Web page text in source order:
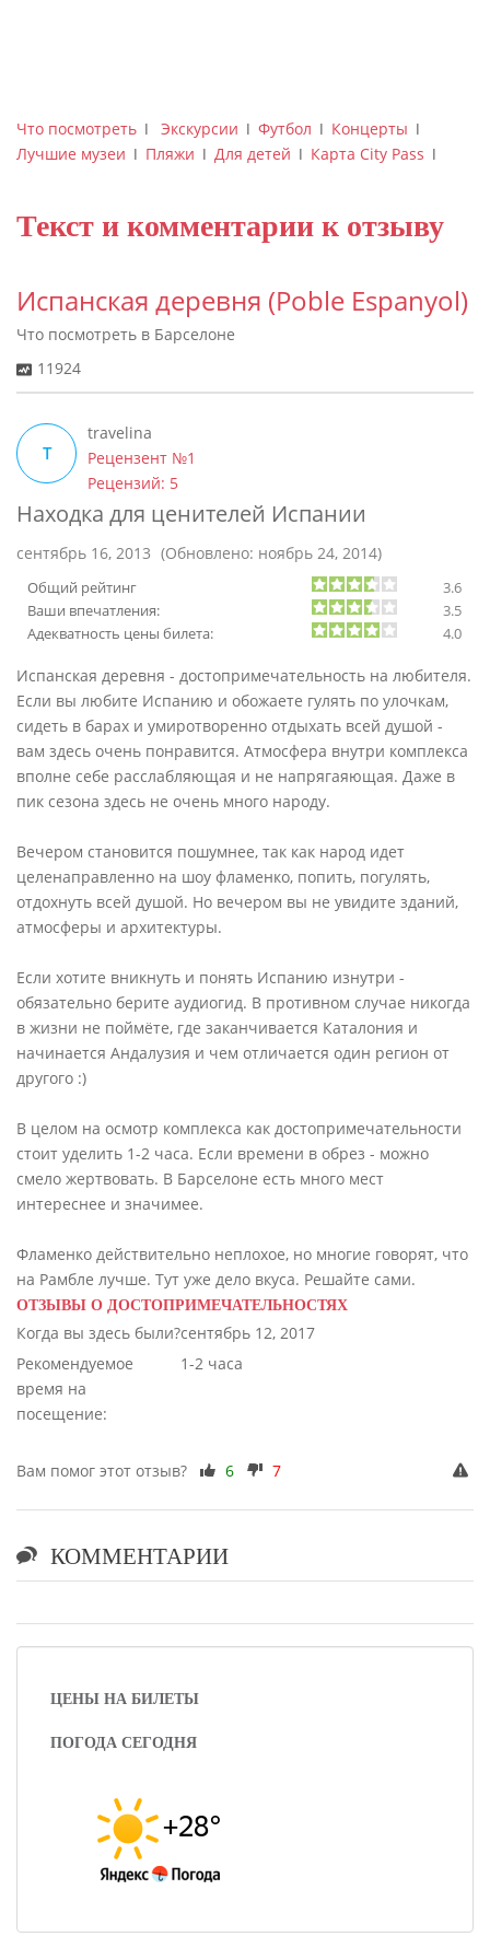
Что посмотреть ǀ Экскурсии ǀ Футбол ǀ Концерты ǀ
Лучшие музеи ǀ Пляжи ǀ Для детей ǀ Карта City Pass ǀ
Текст и комментарии к отзыву
Испанская деревня (Poble Espanyol)
Что посмотреть в Барселоне
11924
Находка для ценителей Испании
сентябрь 16, 2013 (Обновлено: ноябрь 24, 2014)
Общий рейтинг
3.6
Ваши впечатления:
3.5
Адекватность цены билета:
4.0
Испанская деревня - достопримечательность на любителя.
Если вы любите Испанию и обожаете гулять по улочкам,
сидеть в барах и умиротворенно отдыхать всей душой -
вам здесь очень понравится. Атмосфера внутри комплекса
вполне себе расслабляющая и не напрягаяющая. Даже в
пик сезона здесь не очень много народу.
Вечером становится пошумнее, так как народ идет
целенаправленно на шоу фламенко, попить, погулять,
отдохнуть всей душой. Но вечером вы не увидите зданий,
атмосферы и архитектуры.
Если хотите вникнуть и понять Испанию изнутри -
обязательно берите аудиогид. В противном случае никогда
в жизни не поймёте, где заканчивается Каталония и
начинается Андалузия и чем отличается один регион от
другого :)
В целом на осмотр комплекса как достопримечательности
стоит уделить 1-2 часа. Если времени в обрез - можно
смело жертвовать. В Барселоне есть много мест
интереснее и значимее.
Фламенко действительно неплохое, но многие говорят, что
на Рамбле лучше. Тут уже дело вкуса. Решайте сами.
ОТЗЫВЫ О ДОСТОПРИМЕЧАТЕЛЬНОСТЯХ
Когда вы здесь были?сентябрь 12, 2017
Рекомендуемое
время на
посещение:
1-2 часа
T
travelina
Рецензент №1
Рецензий: 5
Вам помог этот отзыв? 6 7
КОММЕНТАРИИ
ЦЕНЫ НА БИЛЕТЫ
ПОГОДА СЕГОДНЯ